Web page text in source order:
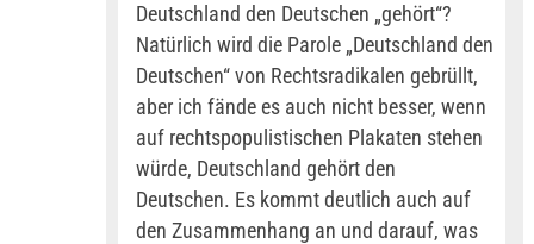
Deutschland den Deutschen „gehört“?
Natürlich wird die Parole „Deutschland den
Deutschen“ von Rechtsradikalen gebrüllt,
aber ich fände es auch nicht besser, wenn
auf rechtspopulistischen Plakaten stehen
würde, Deutschland gehört den
Deutschen. Es kommt deutlich auch auf
den Zusammenhang an und darauf, was